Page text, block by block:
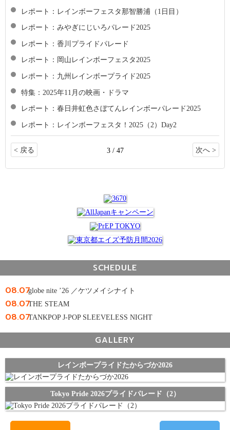
レポート：レインボーフェスタ那智勝浦（1日目）
レポート：みやぎにじいろパレード2025
レポート：香川プライドパレード
レポート：岡山レインボーフェスタ2025
レポート：九州レインボープライド2025
特集：2025年11月の映画・ドラマ
レポート：春日井虹色さぼてんレインボーパレード2025
レポート：レインボーフェスタ！2025（2）Day2
< 戻る 3 / 47 次へ >
SCHEDULE
08.07globe nite ’26 ／ケツメイシナイト
08.07THE STEAM
08.07TANKPOP J-POP SLEEVELESS NIGHT
GALLERY
レインボープライドたからづか2026
Tokyo Pride 2026プライドパレード（2）